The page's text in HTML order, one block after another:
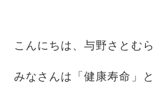
こんにちは、与野さとむら
みなさんは「健康寿命」